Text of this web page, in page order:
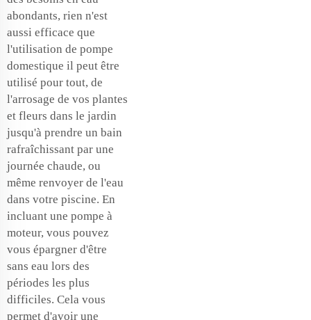
abondants, rien n'est
aussi efficace que
l'utilisation de pompe
domestique il peut être
utilisé pour tout, de
l'arrosage de vos plantes
et fleurs dans le jardin
jusqu'à prendre un bain
rafraîchissant par une
journée chaude, ou
même renvoyer de l'eau
dans votre piscine. En
incluant une pompe à
moteur, vous pouvez
vous épargner d'être
sans eau lors des
périodes les plus
difficiles. Cela vous
permet d'avoir une